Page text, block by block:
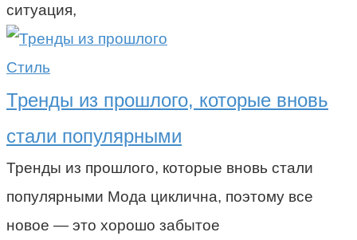
ситуация,
Стиль
Тренды из прошлого, которые вновь
стали популярными
Тренды из прошлого, которые вновь стали
популярными Мода циклична, поэтому все
новое — это хорошо забытое